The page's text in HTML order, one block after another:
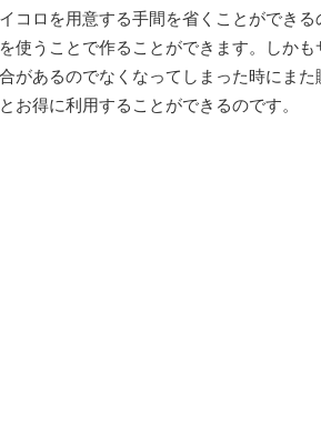
コロを用意する手間を省くことができる
使うことで作ることができます。しかも
があるのでなくなってしまった時にまた
お得に利用することができるのです。